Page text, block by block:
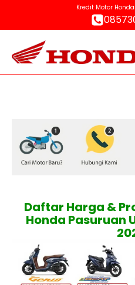
Kredit Motor
Daftar Harga &
Honda Pasuruan